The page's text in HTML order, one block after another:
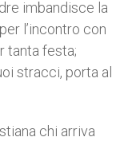
imbandisce la
l’incontro con
tanta festa;
stracci, porta al
chi arriva